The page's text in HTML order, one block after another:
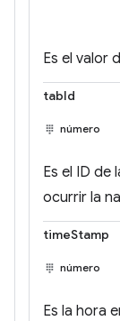
Es el valor
tabId
número
Es el ID de
ocurrir la
timeStamp
número
Es la hora